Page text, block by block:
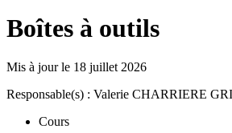
Boîtes à outils
Mis à jour le 18 juillet 2026
Responsable(s) : Valerie CHARRIERE
Cours